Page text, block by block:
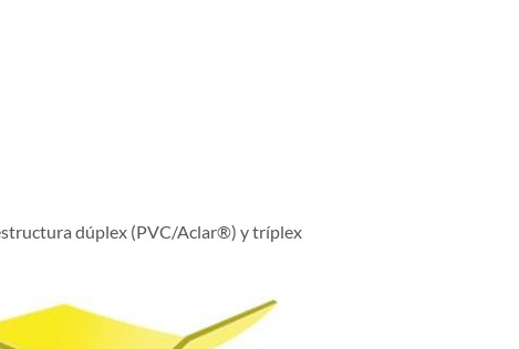
dúplex (PVC/Aclar®) y tríplex